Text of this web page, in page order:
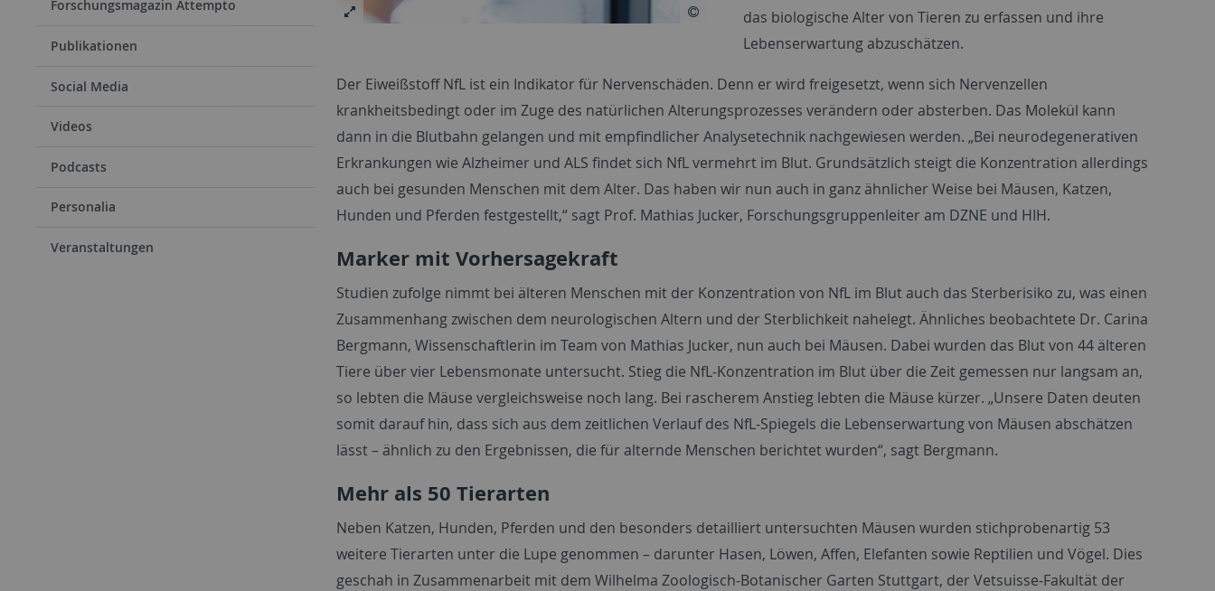
Forschungsmagazin Attempto
Publikationen
Social Media
Videos
Podcasts
Personalia
Veranstaltungen
das biologische Alter von Tieren zu erfassen und ihre
Lebenserwartung abzuschätzen.
Der Eiweißstoff NfL ist ein Indikator für Nervenschäden. Denn er wird freigesetzt, wenn sich Nervenzellen
krankheitsbedingt oder im Zuge des natürlichen Alterungsprozesses verändern oder absterben. Das Molekül kann
dann in die Blutbahn gelangen und mit empfindlicher Analysetechnik nachgewiesen werden. „Bei neurodegenerativen
Erkrankungen wie Alzheimer und ALS findet sich NfL vermehrt im Blut. Grundsätzlich steigt die Konzentration allerdings
auch bei gesunden Menschen mit dem Alter. Das haben wir nun auch in ganz ähnlicher Weise bei Mäusen, Katzen,
Hunden und Pferden festgestellt,“ sagt Prof. Mathias Jucker, Forschungsgruppenleiter am DZNE und HIH.
Marker mit Vorhersagekraft
Studien zufolge nimmt bei älteren Menschen mit der Konzentration von NfL im Blut auch das Sterberisiko zu, was einen
Zusammenhang zwischen dem neurologischen Altern und der Sterblichkeit nahelegt. Ähnliches beobachtete Dr. Carina
Bergmann, Wissenschaftlerin im Team von Mathias Jucker, nun auch bei Mäusen. Dabei wurden das Blut von 44 älteren
Tiere über vier Lebensmonate untersucht. Stieg die NfL-Konzentration im Blut über die Zeit gemessen nur langsam an,
so lebten die Mäuse vergleichsweise noch lang. Bei rascherem Anstieg lebten die Mäuse kürzer. „Unsere Daten deuten
somit darauf hin, dass sich aus dem zeitlichen Verlauf des NfL-Spiegels die Lebenserwartung von Mäusen abschätzen
lässt – ähnlich zu den Ergebnissen, die für alternde Menschen berichtet wurden“, sagt Bergmann.
Mehr als 50 Tierarten
Neben Katzen, Hunden, Pferden und den besonders detailliert untersuchten Mäusen wurden stichprobenartig 53
weitere Tierarten unter die Lupe genommen – darunter Hasen, Löwen, Affen, Elefanten sowie Reptilien und Vögel. Dies
geschah in Zusammenarbeit mit dem Wilhelma Zoologisch-Botanischer Garten Stuttgart, der Vetsuisse-Fakultät der